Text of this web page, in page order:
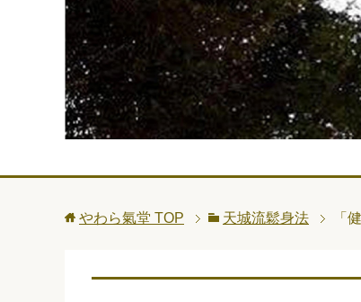
やわら氣堂 TOP 天城流鬆身法 「